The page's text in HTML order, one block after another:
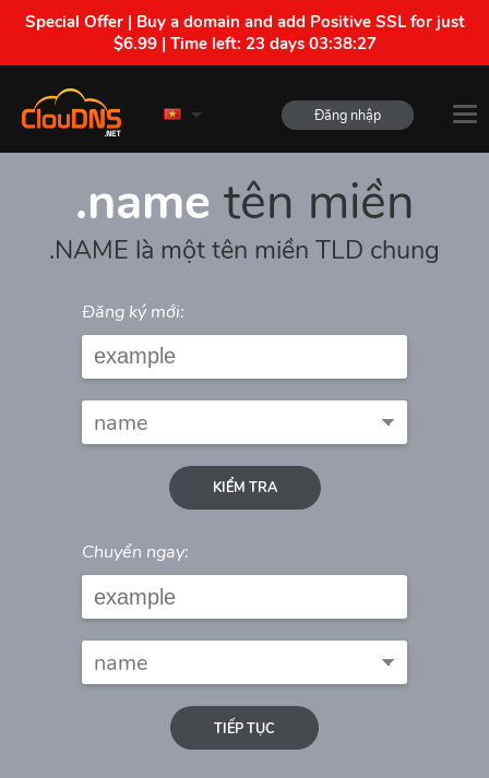
Special Offer | Buy a domain and add Positive SSL for just
$6.99 | Time left: 23 days 03:38:27
Đăng nhập
.name tên miền
.NAME là một tên miền TLD chung
Đăng ký mới:
KIỂM TRA
Chuyển ngay:
TIẾP TỤC